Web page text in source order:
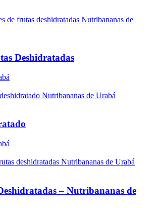
Deshidratadas
– Nutribananas de